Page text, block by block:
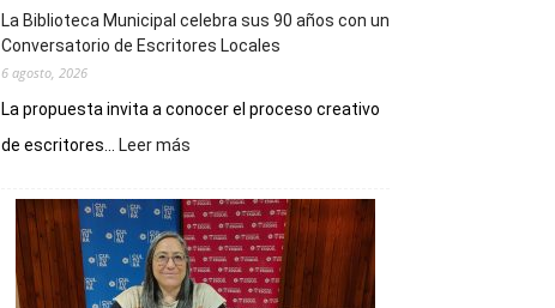
La Biblioteca Municipal celebra sus 90 años con un
Conversatorio de Escritores Locales
6 agosto, 2026
La propuesta invita a conocer el proceso creativo
de escritores...
Leer más
Municipal
celebra
sus
90